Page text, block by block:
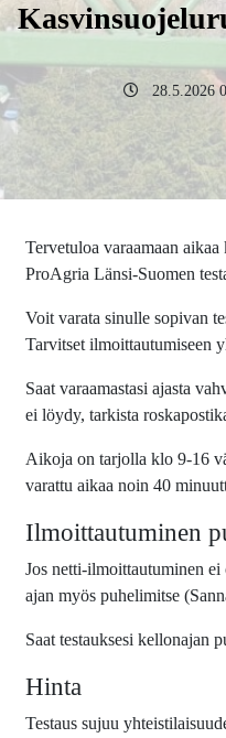
28.5.2026
Tervetuloa varaamaan
ProAgria Länsi-Suomen
Voit varata sinulle sopivan
Tarvitset ilmoittautumiseen
Saat varaamastasi ajasta
ei löydy, tarkista
Aikoja on tarjolla klo 9-16
varattu aikaa noin 40
Ilmoittautuminen
Jos netti-ilmoittautuminen
ajan myös puhelimitse
Saat testauksesi kellonajan
Hinta
Testaus sujuu